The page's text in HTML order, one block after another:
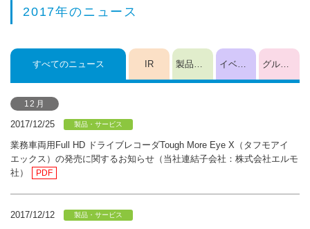
プライバシーポリシー
2017年のニュース
すべてのニュース IR 製品・サービス イベント グループ
12月
2017/12/25 製品・サービス
業務車両用Full HD ドライブレコーダTough More Eye X（タフモアイ
エックス）の発売に関するお知らせ（当社連結子会社：株式会社エルモ
社）
PDF
2017/12/12 製品・サービス